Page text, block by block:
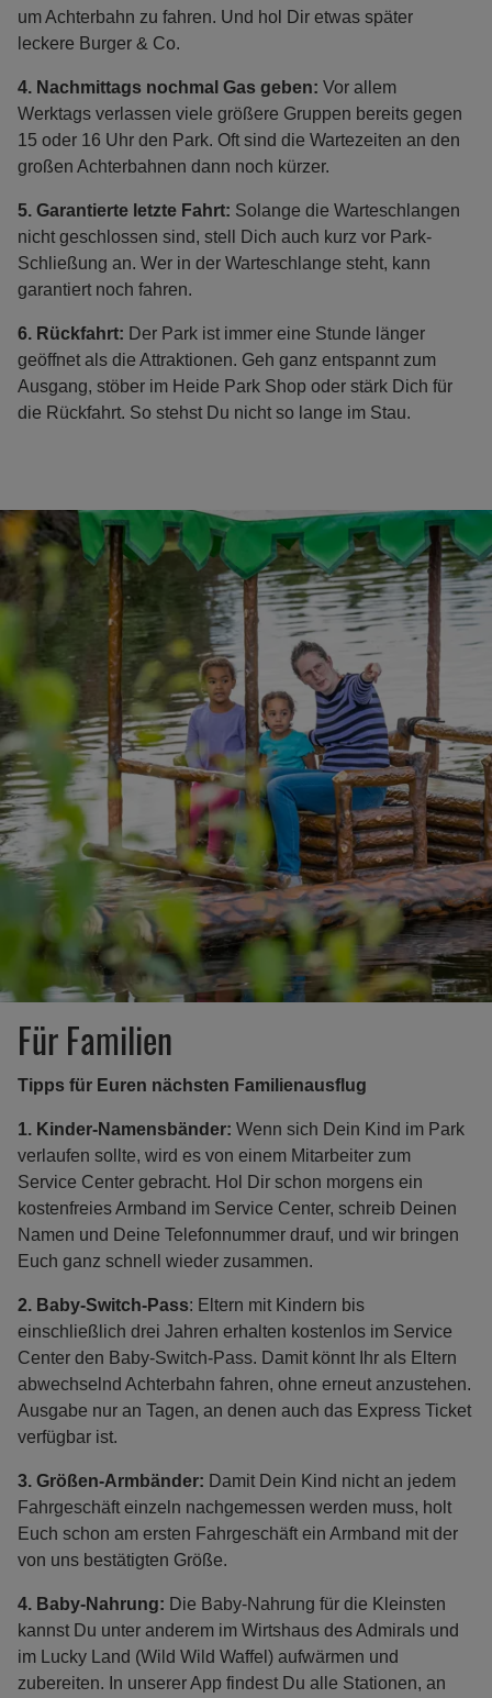
um Achterbahn zu fahren. Und hol Dir etwas später
leckere Burger & Co.
4. Nachmittags nochmal Gas geben: Vor allem
Werktags verlassen viele größere Gruppen bereits gegen
15 oder 16 Uhr den Park. Oft sind die Wartezeiten an den
großen Achterbahnen dann noch kürzer.
5. Garantierte letzte Fahrt: Solange die Warteschlangen
nicht geschlossen sind, stell Dich auch kurz vor Park-
Schließung an. Wer in der Warteschlange steht, kann
garantiert noch fahren.
6. Rückfahrt: Der Park ist immer eine Stunde länger
geöffnet als die Attraktionen. Geh ganz entspannt zum
Ausgang, stöber im Heide Park Shop oder stärk Dich für
die Rückfahrt. So stehst Du nicht so lange im Stau.
Für Familien
Tipps für Euren nächsten Familienausflug
1. Kinder-Namensbänder: Wenn sich Dein Kind im Park
verlaufen sollte, wird es von einem Mitarbeiter zum
Service Center gebracht. Hol Dir schon morgens ein
kostenfreies Armband im Service Center, schreib Deinen
Namen und Deine Telefonnummer drauf, und wir bringen
Euch ganz schnell wieder zusammen.
2. Baby-Switch-Pass: Eltern mit Kindern bis
einschließlich drei Jahren erhalten kostenlos im Service
Center den Baby-Switch-Pass. Damit könnt Ihr als Eltern
abwechselnd Achterbahn fahren, ohne erneut anzustehen.
Ausgabe nur an Tagen, an denen auch das Express Ticket
verfügbar ist.
3. Größen-Armbänder: Damit Dein Kind nicht an jedem
Fahrgeschäft einzeln nachgemessen werden muss, holt
Euch schon am ersten Fahrgeschäft ein Armband mit der
von uns bestätigten Größe.
4. Baby-Nahrung: Die Baby-Nahrung für die Kleinsten
kannst Du unter anderem im Wirtshaus des Admirals und
im Lucky Land (Wild Wild Waffel) aufwärmen und
zubereiten. In unserer App findest Du alle Stationen, an